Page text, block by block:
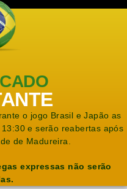
o jogo Brasil e Japão as
e serão reabertas após
de Madureira.
expressas não serão